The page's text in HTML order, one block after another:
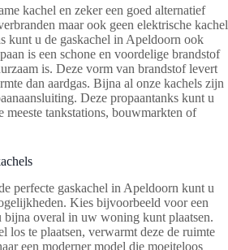
kachel en zeker een goed alternatief
maar ook geen elektrische kachel
kunt u de gaskachel in Apeldoorn ook
is een schone en voordelige brandstof
is. Deze vorm van brandstof levert
dan aardgas. Bijna al onze kachels zijn
Deze propaantanks kunt u
tankstations, bouwmarkten of
perfecte gaskachel in Apeldoorn kunt u
Kies bijvoorbeeld voor een
bijna overal in uw woning kunt plaatsen.
los te plaatsen, verwarmt deze de ruimte
een moderner model die moeiteloos